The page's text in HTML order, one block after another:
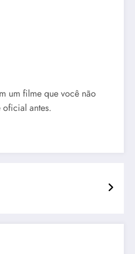
um filme que você não
antes.